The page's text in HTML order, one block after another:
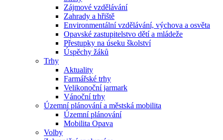
Zájmové vzdělávání
Zahrady a hřiště
Environmentální vzdělávání, výchova a osvěta
Opavské zastupitelstvo dětí a mládeže
Přestupky na úseku školství
Úspěchy žáků
Trhy
Aktuality
Farmářské trhy
Velikonoční jarmark
Vánoční trhy
Územní plánování a městská mobilita
Územní plánování
Mobilita Opava
Volby